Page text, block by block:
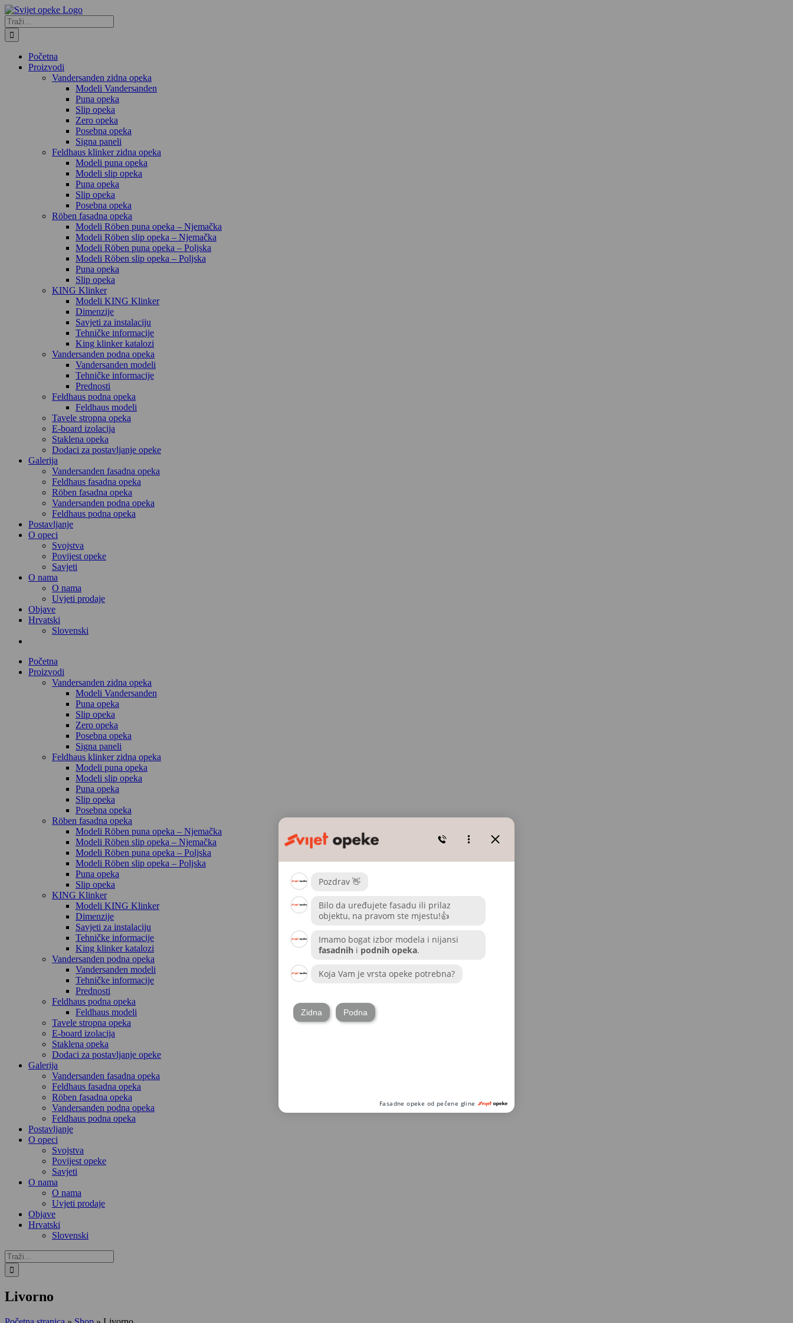
Skip
to
content
Traži...
Početna
Proizvodi
Vandersanden zidna opeka
Modeli Vandersanden
Puna opeka
Slip opeka
Zero opeka
Posebna opeka
Signa paneli
Feldhaus klinker zidna opeka
Modeli puna opeka
Modeli slip opeka
Puna opeka
Slip opeka
Posebna opeka
Röben fasadna opeka
Modeli Röben puna opeka – Njemačka
Modeli Röben slip opeka – Njemačka
Modeli Röben puna opeka – Poljska
Modeli Röben slip opeka – Poljska
Puna opeka
Slip opeka
KING Klinker
Modeli KING Klinker
Dimenzije
Savjeti za instalaciju
Tehničke informacije
King klinker katalozi
Vandersanden podna opeka
Vandersanden modeli
Tehničke informacije
Prednosti
Feldhaus podna opeka
Feldhaus modeli
Tavele stropna opeka
E-board izolacija
Staklena opeka
Dodaci za postavljanje opeke
Galerija
Vandersanden fasadna opeka
Feldhaus fasadna opeka
Röben fasadna opeka
Vandersanden podna opeka
Feldhaus podna opeka
Postavljanje
O opeci
Svojstva
Povijest opeke
Savjeti
O nama
O nama
Uvjeti prodaje
Objave
Hrvatski
Slovenski
Početna
Proizvodi
Vandersanden zidna opeka
Modeli Vandersanden
Puna opeka
Slip opeka
Zero opeka
Posebna opeka
Signa paneli
Feldhaus klinker zidna opeka
Modeli puna opeka
Modeli slip opeka
Puna opeka
Slip opeka
Posebna opeka
Röben fasadna opeka
Modeli Röben puna opeka – Njemačka
Modeli Röben slip opeka – Njemačka
Modeli Röben puna opeka – Poljska
Modeli Röben slip opeka – Poljska
Puna opeka
Slip opeka
KING Klinker
Modeli KING Klinker
Dimenzije
Savjeti za instalaciju
Tehničke informacije
King klinker katalozi
Vandersanden podna opeka
Vandersanden modeli
Tehničke informacije
Prednosti
Feldhaus podna opeka
Feldhaus modeli
Tavele stropna opeka
E-board izolacija
Staklena opeka
Dodaci za postavljanje opeke
Galerija
Vandersanden fasadna opeka
Feldhaus fasadna opeka
Röben fasadna opeka
Vandersanden podna opeka
Feldhaus podna opeka
Postavljanje
O opeci
Svojstva
Povijest opeke
Savjeti
O nama
O nama
Uvjeti prodaje
Objave
Hrvatski
Slovenski
Traži...
Livorno